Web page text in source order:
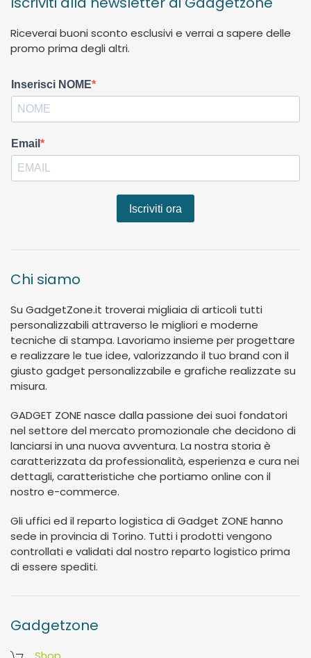
Riceverai buoni sconto esclusivi e verrai a sapere delle
promo prima degli altri.
Inserisci NOME
Email
Iscriviti ora
Chi siamo
Su GadgetZone.it troverai migliaia di articoli tutti
personalizzabili attraverso le migliori e moderne
tecniche di stampa. Lavoriamo insieme per progettare
e realizzare le tue idee, valorizzando il tuo brand con il
giusto gadget personalizzabile e grafiche realizzate su
misura.
GADGET ZONE nasce dalla passione dei suoi fondatori
nel settore del mercato promozionale che decidono di
lanciarsi in una nuova avventura. La nostra storia è
caratterizzata da professionalità, esperienza e cura nei
dettagli, caratteristiche che portiamo online con il
nostro e-commerce.
Gli uffici ed il reparto logistica di Gadget ZONE hanno
sede in provincia di Torino. Tutti i prodotti vengono
controllati e validati dal nostro reparto logistico prima
di essere spediti.
Gadgetzone